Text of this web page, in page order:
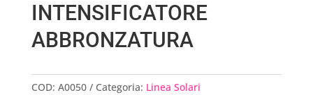
INTENSIFICATORE
ABBRONZATURA
COD: A0050 Categoria: Linea Solari